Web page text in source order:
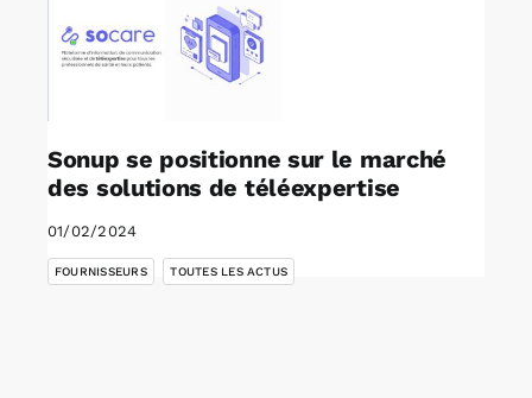
Sonup se positionne sur le marché
des solutions de téléexpertise
01/02/2024
FOURNISSEURS TOUTES LES ACTUS